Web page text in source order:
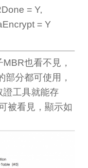
= Y,
= Y
也看不見，
部分都可使用，
證工具就能存
被看見，顯示如